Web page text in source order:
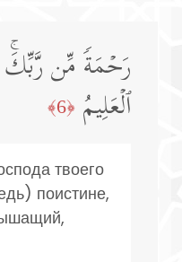
رَحۡمَةࣰ مِّن رَّبِّكَۚ
ٱلۡعَلِیمُ ﴿6﴾
твоего
поистине,